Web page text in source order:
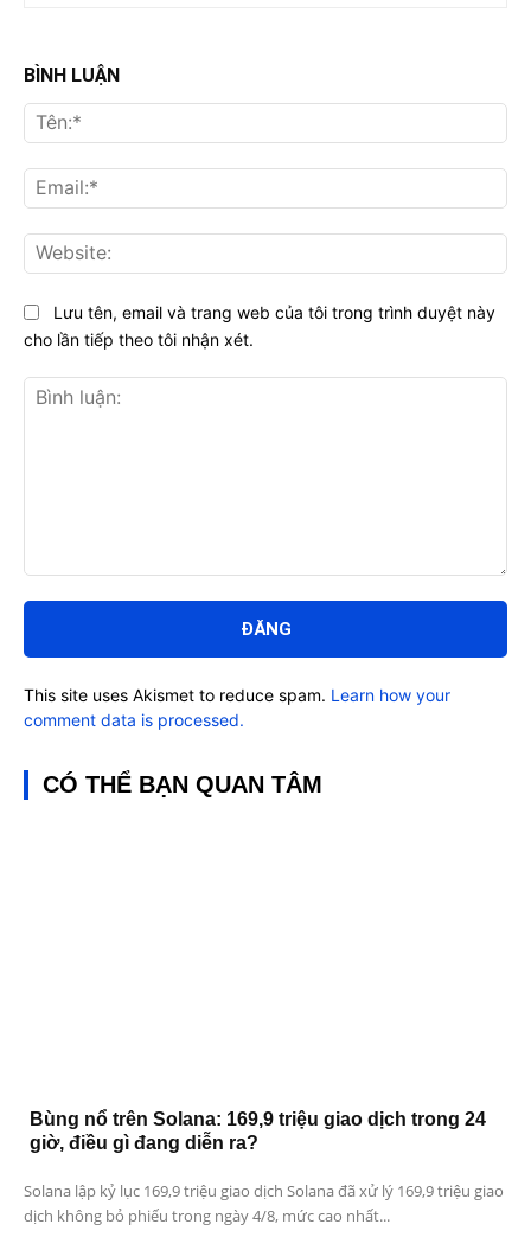
BÌNH LUẬN
luận:
Lưu tên, email và trang web của tôi trong trình duyệt này
cho lần tiếp theo tôi nhận xét.
This site uses Akismet to reduce spam. Learn how your
comment data is processed.
CÓ THỂ BẠN QUAN TÂM
Bùng nổ trên Solana: 169,9 triệu giao dịch trong 24
giờ, điều gì đang diễn ra?
Solana lập kỷ lục 169,9 triệu giao dịch Solana đã xử lý 169,9 triệu giao
dịch không bỏ phiếu trong ngày 4/8, mức cao nhất...